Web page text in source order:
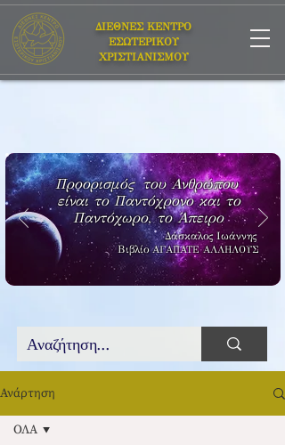
ΔΙΕΘΝΕΣ ΚΕΝΤΡΟ
ΕΣΩΤΕΡΙΚΟΥ
ΧΡΙΣΤΙΑΝΙΣΜΟΥ
Προορισμός του Ανθρώπου
είναι το Παντόχρονο και το
Παντόχωρο, το Άπειρο
Δάσκαλος Ιωάννης
ΒιβλίοΑΓΑΠΑΤΕ ΑΛΛΗΛΟΥΣ
Ανάρτηση
ΟΛΑ